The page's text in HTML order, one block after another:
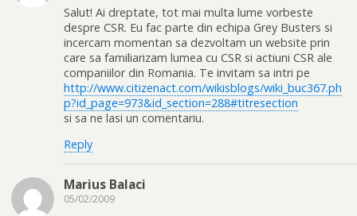
Salut! Ai dreptate, tot mai multa lume vorbeste
despre CSR. Eu fac parte din echipa Grey Busters si
incercam momentan sa dezvoltam un website prin
care sa familiarizam lumea cu CSR si actiuni CSR ale
companiilor din Romania. Te invitam sa intri pe
http://www.citizenact.com/wikisblogs/wiki_buc367.ph
p?id_page=973&id_section=288#titresection
si sa ne lasi un comentariu.
Reply
Marius Balaci
05/02/2009